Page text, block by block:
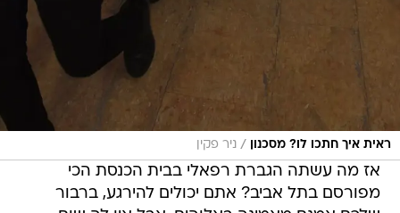
ניר פקין
אז מה עשתה הגברת רפאלי בבית הכנסת הכי
מפורסם בתל אביב? אתם יכולים להירגע, ברבור
שלכם אמנם מאמינה באלוהים, אבל אין לה שום
כוונות לחזור בתשובה. הטופמודל הגיעה לחגוג ביחד